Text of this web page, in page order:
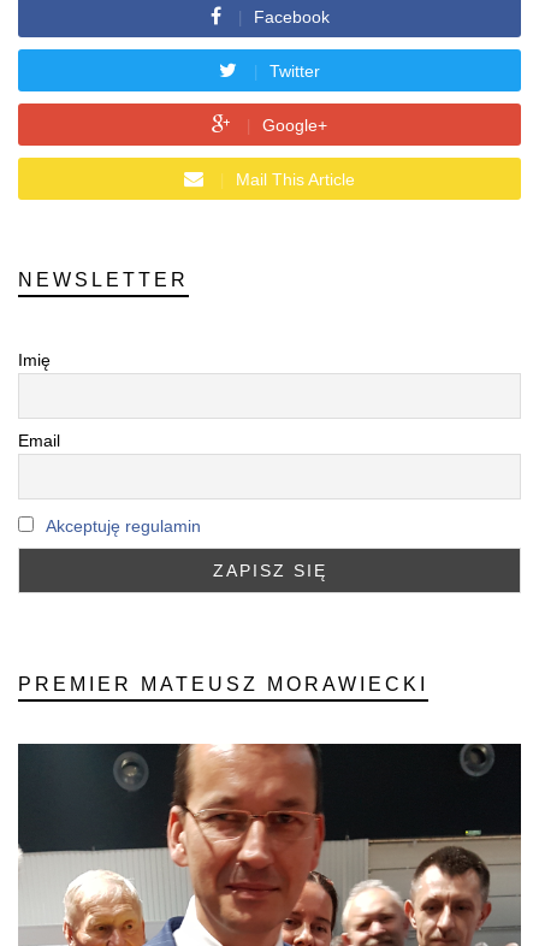
Facebook
Twitter
Google+
Mail This Article
NEWSLETTER
Imię
Email
Akceptuję regulamin
PREMIER MATEUSZ MORAWIECKI